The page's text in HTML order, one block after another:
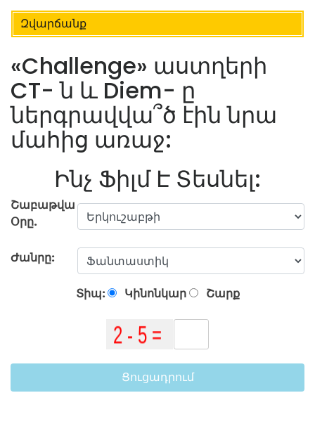
Զվարճանք
«Challenge» աստղերի
CT- ն և Diem- ը
ներգրավվա՞ծ էին նրա
մահից առաջ:
Ինչ Ֆիլմ Է Տեսնել:
Շաբաթվա
Օրը.
Ժանրը:
Տիպ: Կինոնկար Շարք
Ցուցադրում